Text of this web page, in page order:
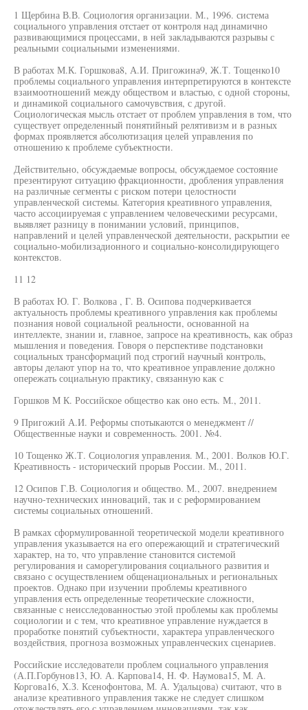
1 Щербина В.В. Социология организации. М., 1996. система
социального управления отстает от контроля над динамично
развивающимися процессами, в ней закладываются разрывы с
реальными социальными изменениями.
В работах М.К. Горшкова8, А.И. Пригожина9, Ж.Т. Тощенко10
проблемы социального управления интерпретируются в контексте
взаимоотношений между обществом и властью, с одной стороны,
и динамикой социального самочувствия, с другой.
Социологическая мысль отстает от проблем управления в том, что
существует определенный понятийный релятивизм и в разных
формах проявляется абсолютизация целей управления по
отношению к проблеме субъектности.
Действительно, обсуждаемые вопросы, обсуждаемое состояние
презентируют ситуацию фракционности, дробления управления
на различные сегменты с риском потери целостности
управленческой системы. Категория креативного управления,
часто ассоциируемая с управлением человеческими ресурсами,
выявляет разницу в понимании условий, принципов,
направлений и целей управленческой деятельности, раскрытии ее
социально-мобилизадионного и социально-консолидирующего
контекстов.
11 12
В работах Ю. Г. Волкова , Г. В. Осипова подчеркивается
актуальность проблемы креативного управления как проблемы
познания новой социальной реальности, основанной на
интеллекте, знании и, главное, запросе на креативность, как образ
мышления и поведения. Говоря о перспективе подстановки
социальных трансформаций под строгий научный контроль,
авторы делают упор на то, что креативное управление должно
опережать социальную практику, связанную как с
Горшков М К. Российское общество как оно есть. М., 2011.
9 Пригожий А.И. Реформы спотыкаются о менеджмент //
Общественные науки и современность. 2001. №4.
10 Тощенко Ж.Т. Социология управления. М., 2001. Волков Ю.Г.
Креативность - исторический прорыв России. М., 2011.
12 Осипов Г.В. Социология и общество. М., 2007. внедрением
научно-технических инноваций, так и с реформированием
системы социальных отношений.
В рамках сформулированной теоретической модели креативного
управления указывается на его опережающий и стратегический
характер, на то, что управление становится системой
регулирования и саморегулирования социального развития и
связано с осуществлением общенациональных и региональных
проектов. Однако при изучении проблемы креативного
управления есть определенные теоретические сложности,
связанные с неисследованностью этой проблемы как проблемы
социологии и с тем, что креативное управление нуждается в
проработке понятий субъектности, характера управленческого
воздействия, прогноза возможных управленческих сценариев.
Российские исследователи проблем социального управления
(А.П.Горбунов13, Ю. А. Карпова14, Н. Ф. Наумова15, М. А.
Коргова16, Х.З. Ксенофонтова, М. А. Удальцова) считают, что в
анализе креативного управления также не следует слишком